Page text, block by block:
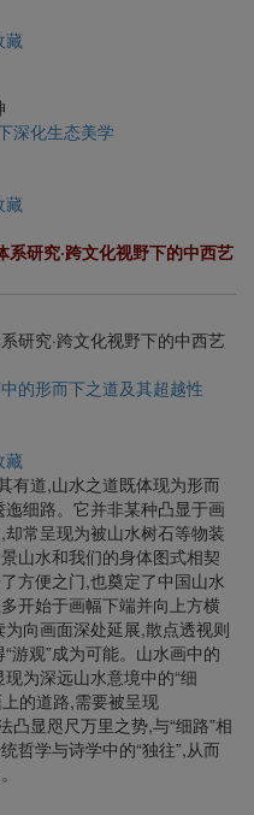
藏
深化生态美学
藏
研究·跨文化视野下的中西艺
研究·跨文化视野下的中西艺
的形而下之道及其超越性
藏
有道,山水之道既体现为形而
迤细路。它并非某种凸显于画
常呈现为被山水树石等物装
山水和我们的身体图式相契
方便之门,也奠定了中国山水
开始于画幅下端并向上方横
向画面深处延展,散点透视则
游观”成为可能。山水画中的
为深远山水意境中的“细
的道路,需要被呈现
凸显咫尺万里之势,与“细路”相
哲学与诗学中的“独往”,从而